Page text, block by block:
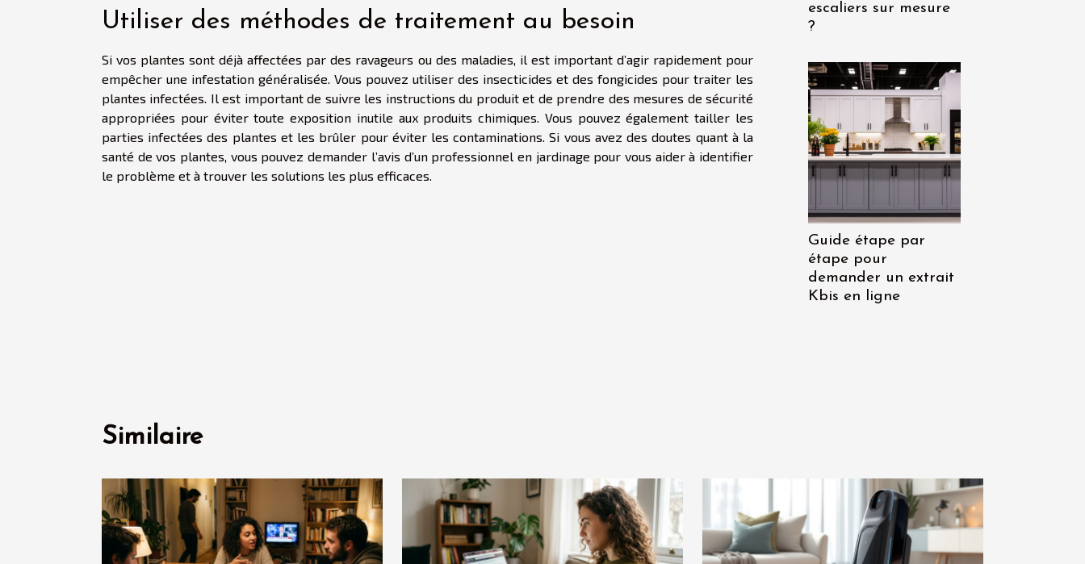
Utiliser des méthodes de traitement au besoin
Si vos plantes sont déjà affectées par des ravageurs ou des maladies, il est important d’agir rapidement pour
empêcher une infestation généralisée. Vous pouvez utiliser des insecticides et des fongicides pour traiter les
plantes infectées. Il est important de suivre les instructions du produit et de prendre des mesures de sécurité
appropriées pour éviter toute exposition inutile aux produits chimiques. Vous pouvez également tailler les
parties infectées des plantes et les brûler pour éviter les contaminations. Si vous avez des doutes quant à la
santé de vos plantes, vous pouvez demander l’avis d’un professionnel en jardinage pour vous aider à identifier
le problème et à trouver les solutions les plus efficaces.
escaliers sur mesure
?
Guide étape par
étape pour
demander un extrait
Kbis en ligne
Similaire